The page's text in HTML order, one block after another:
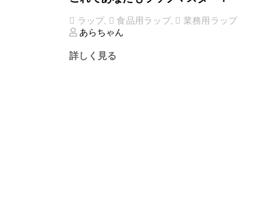
ラップ, 食品用ラップ,
業務用ラップ
あらちゃん
詳しく見る